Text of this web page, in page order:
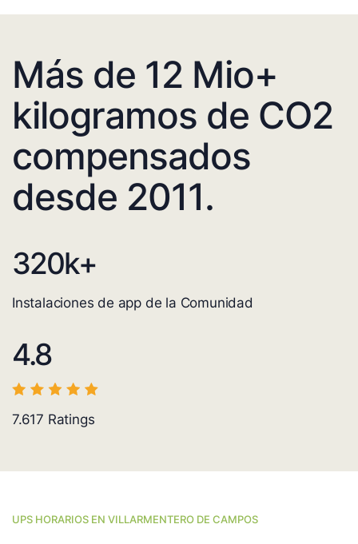
Más de 12 Mio+
kilogramos de CO2
compensados
desde 2011.
320k+
Instalaciones de app de la Comunidad
4.8
7.617 Ratings
UPS HORARIOS EN VILLARMENTERO DE CAMPOS